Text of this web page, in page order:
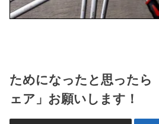
ためになったと思ったら
ェア」お願いします！